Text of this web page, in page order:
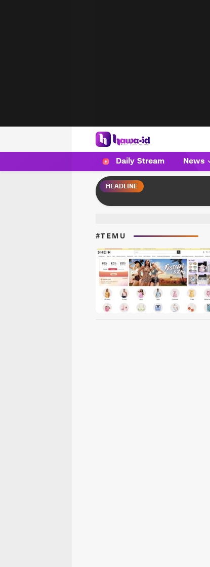
HAWA
Haluan Wanita Indonesia
Daily Stream News
HEADLINE
#TEMU